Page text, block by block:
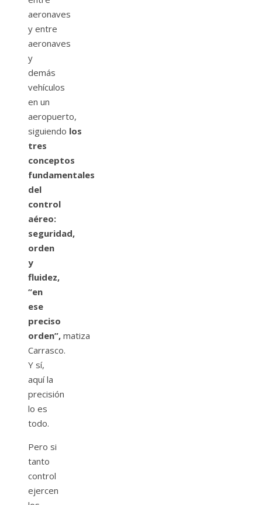
aeronaves
y entre
aeronaves
y
demás
vehículos
en un
aeropuerto,
siguiendo los
tres
conceptos
fundamentales
del
control
aéreo:
seguridad,
orden
y
fluidez,
“en
ese
preciso
orden”, matiza
Carrasco.
Y sí,
aquí la
precisión
lo es
todo.
Pero si
tanto
control
ejercen